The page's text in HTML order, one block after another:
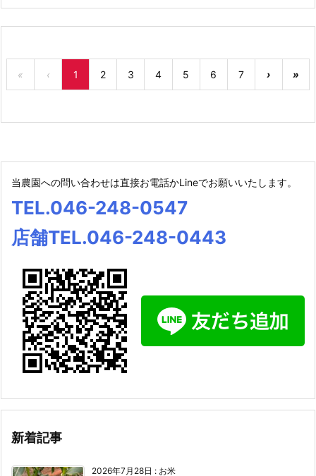
« ‹ 1 2 3 4 5 6 7 › »
当農園への問い合わせは直接お電話かLineでお願いいたします。
TEL.046-248-0547
店舗TEL.046-248-0443
新着記事
2026年7月28日 : お米